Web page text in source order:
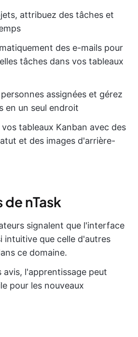
attribuez des tâches et
des e-mails pour
tâches dans vos tableaux
assignées et gérez
en un seul endroit
tableaux Kanban avec des
et des images d'arrière-
nTask
signalent que l'interface
intuitive que celle d'autres
ce domaine.
avis, l'apprentissage peut
pour les nouveaux